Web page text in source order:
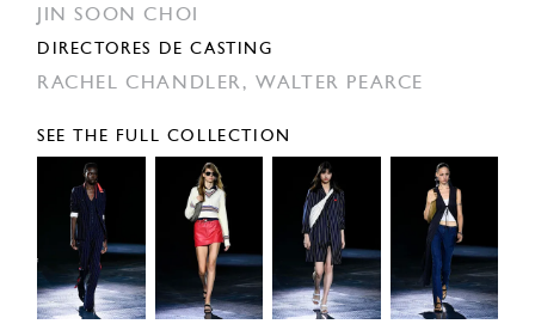
JIN SOON CHOI
DIRECTORES DE CASTING
RACHEL CHANDLER,WALTER PEARCE
SEE THE FULL COLLECTION